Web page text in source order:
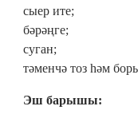
сыер ите;
бәрәңге;
суган;
тәменчә тоз һәм
Эш барышы: